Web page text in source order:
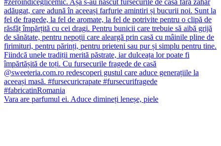
Vara are parfumul ei. Aduce dimineți leneșe, piele